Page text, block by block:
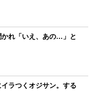
れ「いえ、あの…」と
ラつくオジサン。する